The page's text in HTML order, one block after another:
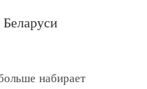
набирает